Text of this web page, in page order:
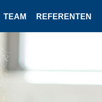
TEAM REFERENTEN